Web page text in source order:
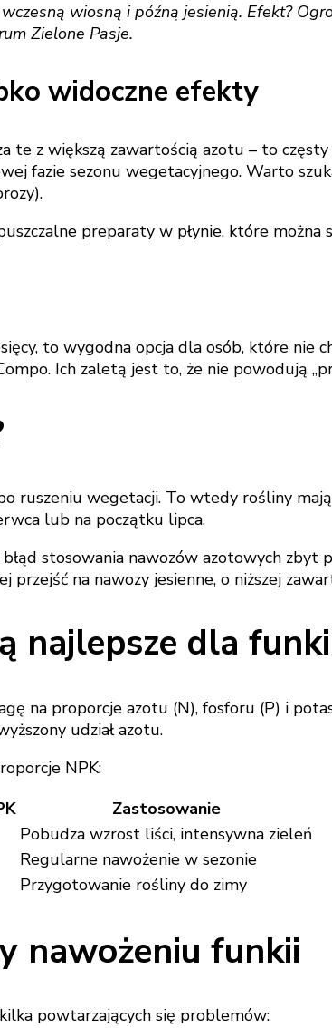
wiosną i późną jesienią. Efekt?
Zielone Pasje.
widoczne efekty
te z większą zawartością azotu – to
fazie sezonu wegetacyjnego. Warto
preparaty w płynie, które można
to wygodna opcja dla osób, które
Ich zaletą jest to, że nie powodują
ruszeniu wegetacji. To wtedy rośliny
lub na początku lipca.
stosowania nawozów azotowych zbyt
przejść na nawozy jesienne, o niższej
najlepsze dla
na proporcje azotu (N), fosforu (P) i
udział azotu.
NPK:
Zastosowanie
Pobudza wzrost liści, intensywna zieleń
Regularne nawożenie w sezonie
Przygotowanie rośliny do zimy
nawożeniu funkii
powtarzających się problemów: